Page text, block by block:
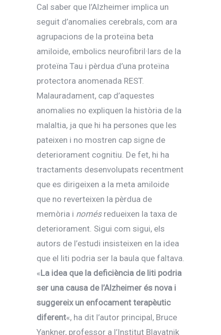
Cal saber que l’Alzheimer implica un
seguit d’anomalies cerebrals, com ara
agrupacions de la proteïna beta
amiloide, embolics neurofibril·lars de la
proteïna Tau i pèrdua d’una proteïna
protectora anomenada REST.
Malauradament, cap d’aquestes
anomalies no expliquen la història de la
malaltia, ja que hi ha persones que les
pateixen i no mostren cap signe de
deteriorament cognitiu. De fet, hi ha
tractaments desenvolupats recentment
que es dirigeixen a la meta amiloide
que no reverteixen la pèrdua de
memòria i nomésredueixen la taxa de
deteriorament. Sigui com sigui, els
autors de l’estudi insisteixen en la idea
que el liti podria ser la baula que faltava.
«La idea que la deficiència de liti podria
ser una causa de l’Alzheimer és nova i
suggereix un enfocament terapèutic
diferent«, ha dit l’autor principal, Bruce
Yankner, professor a l’Institut Blavatnik